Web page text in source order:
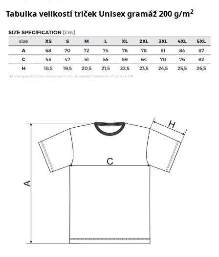
Tabulka velikostí triček Unisex gramáž 200 g/m2